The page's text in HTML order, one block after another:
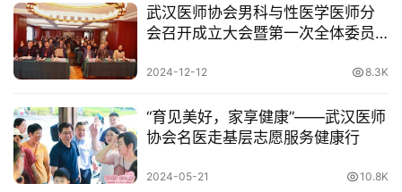
年会
武汉医师协会男科与性医学医师分
会召开成立大会暨第一次全体委员
2024-12-12 8.3K
“育见美好，家享健康”——武汉医师
协会名医走基层志愿服务健康行
2024-05-21 10.8K